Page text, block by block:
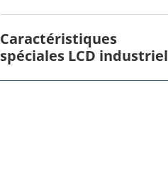
Caractéristiques
spéciales LCD industriel